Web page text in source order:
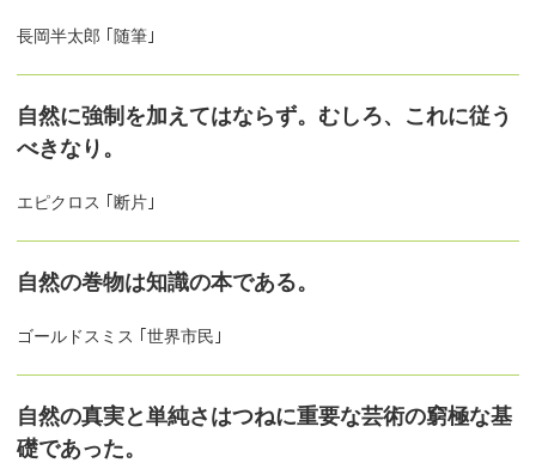
長岡半太郎 ｢随筆｣
自然に強制を加えてはならず。むしろ、これに従う
べきなり。
エピクロス ｢断片｣
自然の巻物は知識の本である。
ゴールドスミス ｢世界市民｣
自然の真実と単純さはつねに重要な芸術の窮極な基
礎であった。